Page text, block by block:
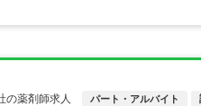
薬剤師求人
パート・アルバイト